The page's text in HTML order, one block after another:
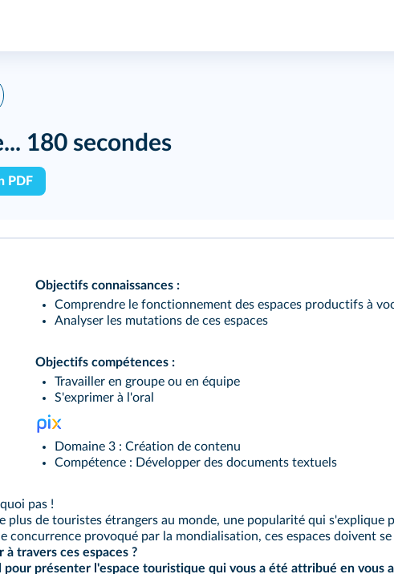
180 secondes
PDF
Objectifs connaissances :
Comprendre le fonctionnement des espaces productifs à
Analyser les mutations de ces espaces
Objectifs compétences :
Travailler en groupe ou en équipe
S'exprimer à l'oral
Domaine 3 : Création de contenu
Compétence : Développer des documents textuels
pas !
plus de touristes étrangers au monde, une popularité qui s'explique
concurrence provoqué par la mondialisation, ces espaces doivent
à travers ces espaces ?
pour présenter l'espace touristique qui vous a été attribué en vous